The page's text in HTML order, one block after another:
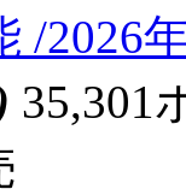
/2026
35,301